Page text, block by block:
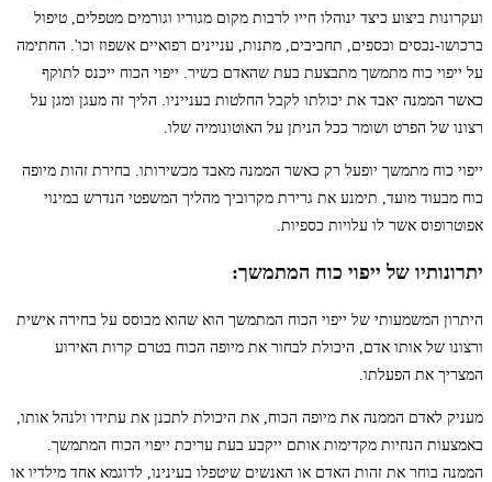
ועקרונות ביצוע כיצד ינוהלו חייו לרבות מקום מגוריו וגורמים מטפלים, טיפול
ברכושו-נכסים וכספים, תחביבים, מתנות, עניינים רפואיים אשפוז וכו'. החתימה
על ייפוי כוח מתמשך מתבצעת בעת שהאדם כשיר. ייפוי הכוח ייכנס לתוקף
כאשר הממנה יאבד את יכולתו לקבל החלטות בענייניו. הליך זה מעגן ומגן על
רצונו של הפרט ושומר ככל הניתן על האוטונומיה שלו.
ייפוי כוח מתמשך יופעל רק כאשר הממנה מאבד מכשירותו. בחירת זהות מיופה
כוח מבעוד מועד, תימנע את גרירת מקרוביך מהליך המשפטי הנדרש במינוי
אפוטרופוס אשר לו עלויות כספיות.
יתרונותיו של ייפוי כוח המתמשך:
היתרון המשמעותי של ייפוי הכוח המתמשך הוא שהוא מבוסס על בחירה אישית
ורצונו של אותו אדם, היכולת לבחור את מיופה הכוח בטרם קרות האירוע
המצריך את הפעלתו.
מעניק לאדם הממנה את מיופה הכוח, את היכולת לתכנן את עתידו ולנהל אותו,
באמצעות הנחיות מקדימות אותם ייקבע בעת עריכת ייפוי הכוח המתמשך.
הממנה בוחר את זהות האדם או האנשים שיטפלו בעינינו, לדוגמא אחד מילדיו או